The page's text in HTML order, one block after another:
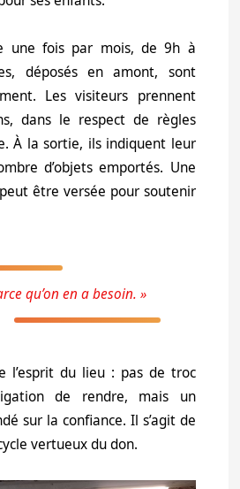
une fois par mois, de 9h à
déposés en amont, sont
Les visiteurs prennent
dans le respect de règles
À la sortie, ils indiquent leur
d’objets emportés. Une
être versée pour soutenir
qu’on en a besoin. »
l’esprit du lieu : pas de troc
de rendre, mais un
sur la confiance. Il s’agit de
vertueux du don.